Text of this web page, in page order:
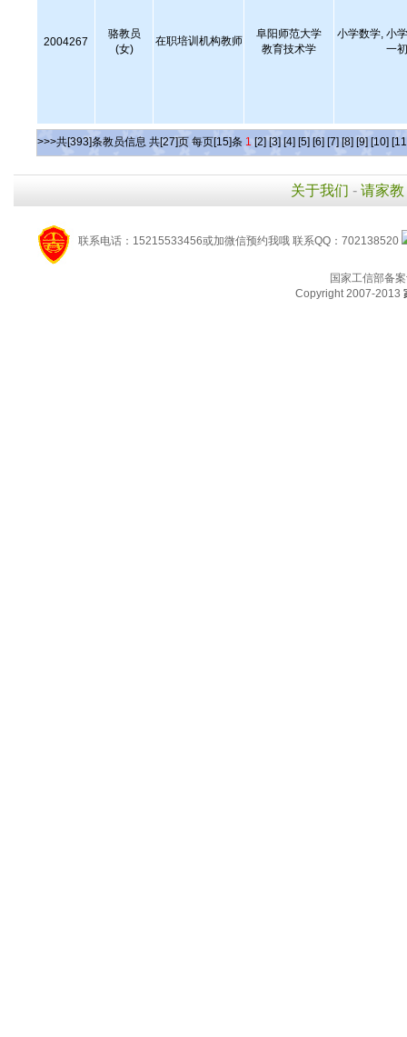
2004267
骆教员
(女)
在职培训机构教师
阜阳师范大学
教育技术学
小学数学, 小
一
>>>共[393]条教员信息 共[27]页 每页[15]条 1 [2] [3] [4] [5] [6] [7] [8] [9] [10]
关于我们 - 请家教
联系电话：15215533456或加微信预约我哦 联系QQ：702138520
国家工信部备
Copyright 2007-2013